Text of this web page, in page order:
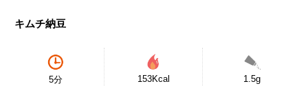
キムチ納豆
5分 153Kcal 1.5g